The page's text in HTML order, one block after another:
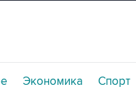
Экономика Спорт